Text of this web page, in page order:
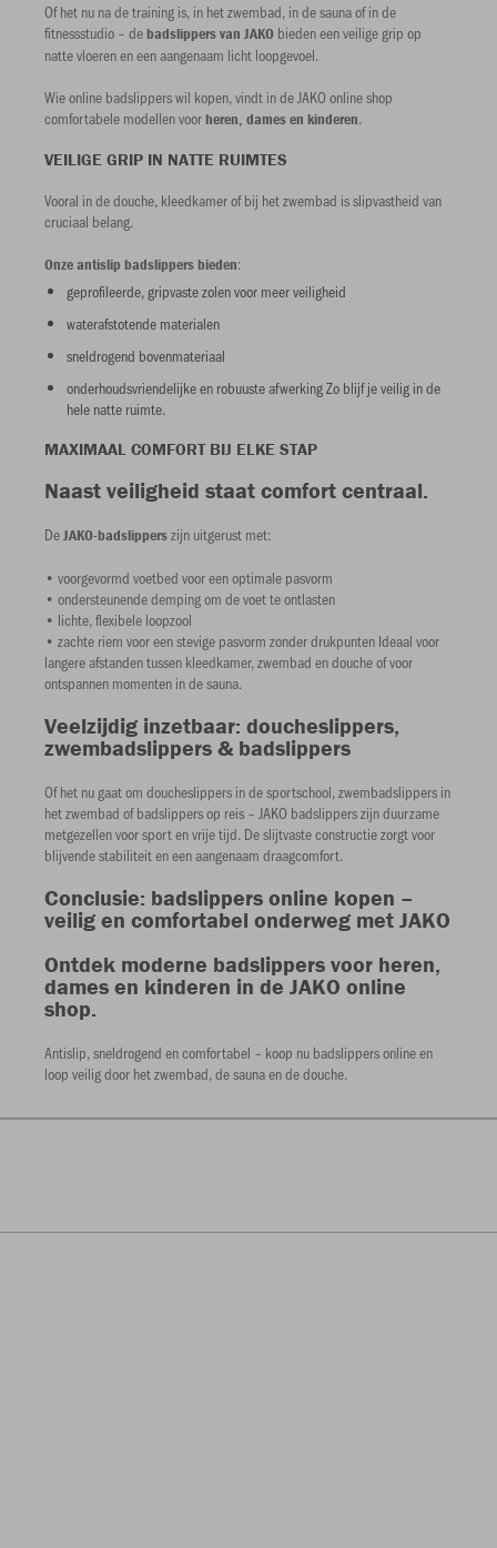
Of het nu na de training is, in het zwembad, in de sauna of in de
fitnessstudio – debadslippers van JAKO bieden een veilige grip op
natte vloeren en een aangenaam licht loopgevoel.
Wie online badslippers wil kopen, vindt in de JAKO online shop
comfortabele modellen voorheren, dames en kinderen.
VEILIGE GRIP IN NATTE RUIMTES
Vooral in de douche, kleedkamer of bij het zwembad is slipvastheid van
cruciaal belang.
Onze antislip badslippers bieden:
geprofileerde, gripvaste zolen voor meer veiligheid
waterafstotende materialen
sneldrogend bovenmateriaal
onderhoudsvriendelijke en robuuste afwerking Zo blijf je veilig in de
hele natte ruimte.
MAXIMAAL COMFORT BIJ ELKE STAP
Naast veiligheid staat comfort centraal.
DeJAKO-badslipperszijn uitgerust met:
• voorgevormd voetbed voor een optimale pasvorm
• ondersteunende demping om de voet te ontlasten
• lichte, flexibele loopzool
• zachte riem voor een stevige pasvorm zonder drukpunten Ideaal voor
langere afstanden tussen kleedkamer, zwembad en douche of voor
ontspannen momenten in de sauna.
Veelzijdig inzetbaar: doucheslippers,
zwembadslippers & badslippers
Of het nu gaat om doucheslippers in de sportschool, zwembadslippers in
het zwembad of badslippers op reis – JAKO badslippers zijn duurzame
metgezellen voor sport en vrije tijd. De slijtvaste constructie zorgt voor
blijvende stabiliteit en een aangenaam draagcomfort.
Conclusie: badslippers online kopen –
veilig en comfortabel onderweg met JAKO
Ontdek moderne badslippers voor heren,
dames en kinderen in de JAKO online
shop.
Antislip, sneldrogend en comfortabel – koop nu badslippers online en
loop veilig door het zwembad, de sauna en de douche.